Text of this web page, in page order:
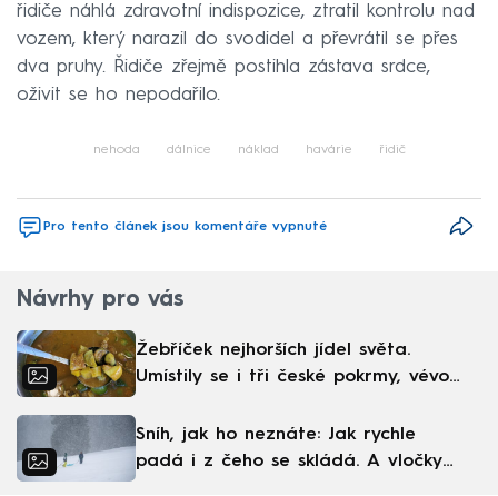
řidiče náhlá zdravotní indispozice, ztratil kontrolu nad
vozem, který narazil do svodidel a převrátil se přes
dva pruhy. Řidiče zřejmě postihla zástava srdce,
oživit se ho nepodařilo.
nehoda dálnice náklad havárie řidič
Pro tento článek jsou komentáře vypnuté
Návrhy pro vás
Žebříček nejhorších jídel světa.
Umístily se i tři české pokrmy, vévodí
Sníh, jak ho neznáte: Jak rychle
padá i z čeho se skládá. A vločky